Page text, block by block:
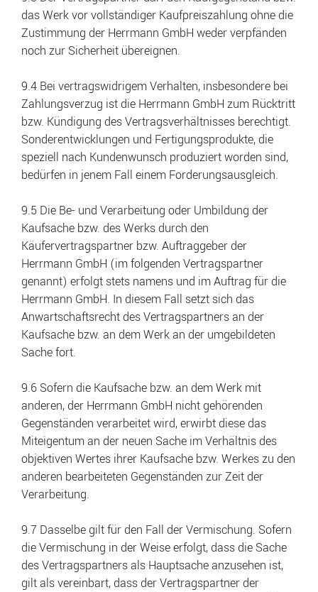
das Werk vor vollständiger Kaufpreiszahlung ohne die
Zustimmung der Herrmann GmbH weder verpfänden
noch zur Sicherheit übereignen.
9.4 Bei vertragswidrigem Verhalten, insbesondere bei
Zahlungsverzug ist die Herrmann GmbH zum Rücktritt
bzw. Kündigung des Vertragsverhältnisses berechtigt.
Sonderentwicklungen und Fertigungsprodukte, die
speziell nach Kundenwunsch produziert worden sind,
bedürfen in jenem Fall einem Forderungsausgleich.
9.5 Die Be- und Verarbeitung oder Umbildung der
Kaufsache bzw. des Werks durch den
Käufervertragspartner bzw. Auftraggeber der
Herrmann GmbH (im folgenden Vertragspartner
genannt) erfolgt stets namens und im Auftrag für die
Herrmann GmbH. In diesem Fall setzt sich das
Anwartschaftsrecht des Vertragspartners an der
Kaufsache bzw. an dem Werk an der umgebildeten
Sache fort.
9.6 Sofern die Kaufsache bzw. an dem Werk mit
anderen, der Herrmann GmbH nicht gehörenden
Gegenständen verarbeitet wird, erwirbt diese das
Miteigentum an der neuen Sache im Verhältnis des
objektiven Wertes ihrer Kaufsache bzw. Werkes zu den
anderen bearbeiteten Gegenständen zur Zeit der
Verarbeitung.
9.7 Dasselbe gilt für den Fall der Vermischung. Sofern
die Vermischung in der Weise erfolgt, dass die Sache
des Vertragspartners als Hauptsache anzusehen ist,
gilt als vereinbart, dass der Vertragspartner der